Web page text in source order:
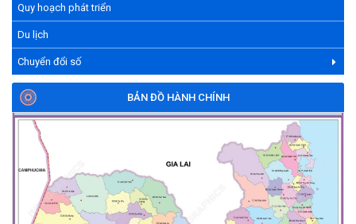
Quy hoạch phát triển
Du lịch
Chuyển đổi số
BẢN ĐỒ HÀNH CHÍNH